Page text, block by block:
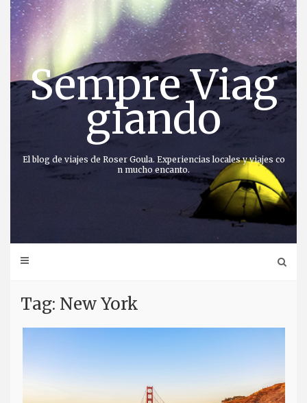
Saltar
contenido
Sempre Viag
giando
El blog de viajes de Roser Goula. Experiencias locales y viajes co
n mucho encanto.
Tag: New York